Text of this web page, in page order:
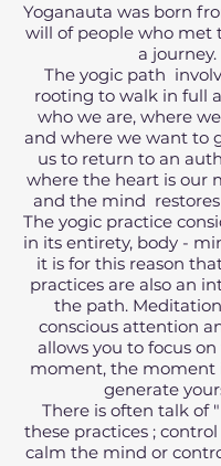
Yoganauta was born
will of people who met
a journey.
The yogic path
rooting to walk in full
who we are, where
and where we want to
us to return to an
where the heart is our
and the mind
The yogic practice
in its entirety, body -
it is for this reason
practices are also an
the path.
conscious attention
allows you to focus
moment, the moment
generate
There is often talk of
these practices ;
calm the mind or